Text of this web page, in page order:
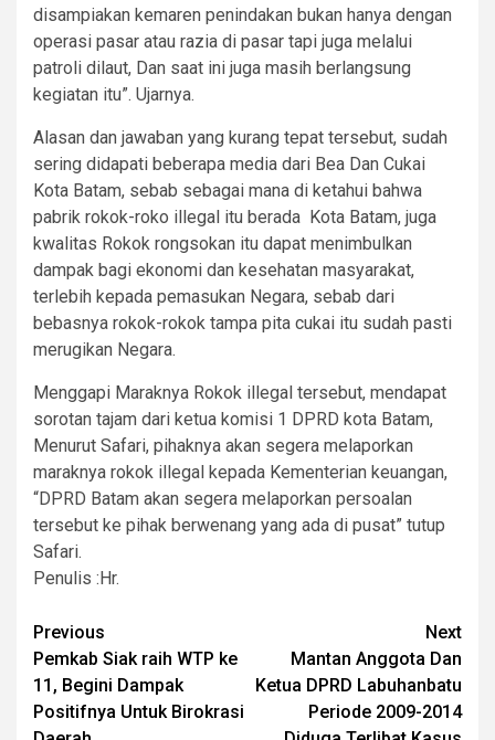
disampiakan kemaren penindakan bukan hanya dengan
operasi pasar atau razia di pasar tapi juga melalui
patroli dilaut, Dan saat ini juga masih berlangsung
kegiatan itu”. Ujarnya.
Alasan dan jawaban yang kurang tepat tersebut, sudah
sering didapati beberapa media dari Bea Dan Cukai
Kota Batam, sebab sebagai mana di ketahui bahwa
pabrik rokok-roko illegal itu berada Kota Batam, juga
kwalitas Rokok rongsokan itu dapat menimbulkan
dampak bagi ekonomi dan kesehatan masyarakat,
terlebih kepada pemasukan Negara, sebab dari
bebasnya rokok-rokok tampa pita cukai itu sudah pasti
merugikan Negara.
Menggapi Maraknya Rokok illegal tersebut, mendapat
sorotan tajam dari ketua komisi 1 DPRD kota Batam,
Menurut Safari, pihaknya akan segera melaporkan
maraknya rokok illegal kepada Kementerian keuangan,
“DPRD Batam akan segera melaporkan persoalan
tersebut ke pihak berwenang yang ada di pusat” tutup
Safari.
Penulis :Hr.
Post
navigation
Previous
Pemkab Siak raih WTP ke
11, Begini Dampak
Positifnya Untuk Birokrasi
Next
Mantan Anggota Dan
Ketua DPRD Labuhanbatu
Periode 2009-2014